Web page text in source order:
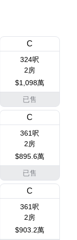
C
324呎
2房
$1,098萬
已售
C
361呎
2房
$895.6萬
已售
C
361呎
2房
$903.2萬